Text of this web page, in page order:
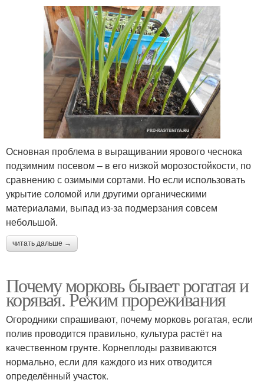
Основная проблема в выращивании ярового чеснока
подзимним посевом – в его низкой морозостойкости, по
сравнению с озимыми сортами. Но если использовать
укрытие соломой или другими органическими
материалами, выпад из-за подмерзания совсем
небольшой.
читать дальше →
Почему морковь бывает рогатая и
корявая. Режим прореживания
Огородники спрашивают, почему морковь рогатая, если
полив проводится правильно, культура растёт на
качественном грунте. Корнеплоды развиваются
нормально, если для каждого из них отводится
определённый участок.